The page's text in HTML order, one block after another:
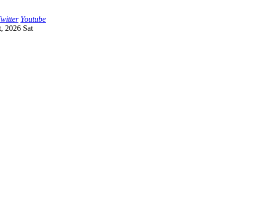
Youtube
2026 Sat